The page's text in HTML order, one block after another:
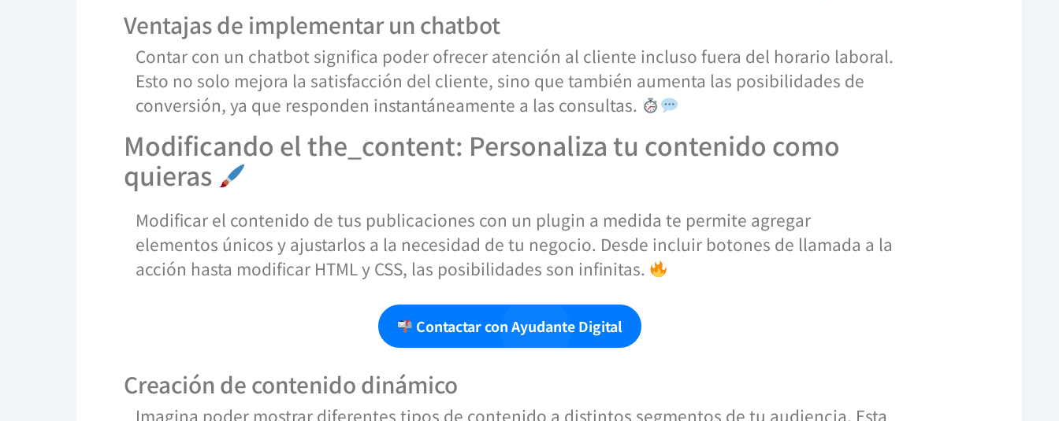
Ventajas de implementar un chatbot
Contar con un chatbot significa poder ofrecer atención al cliente incluso fuera del horario laboral.
Esto no solo mejora la satisfacción del cliente, sino que también aumenta las posibilidades de
conversión, ya que responden instantáneamente a las consultas.
Modificando el the_content: Personaliza tu contenido como
quieras
Modificar el contenido de tus publicaciones con un plugin a medida te permite agregar
elementos únicos y ajustarlos a la necesidad de tu negocio. Desde incluir botones de llamada a la
acción hasta modificar HTML y CSS, las posibilidades son infinitas.
Contactar con Ayudante Digital
Creación de contenido dinámico
Imagina poder mostrar diferentes tipos de contenido a distintos segmentos de tu audiencia. Esta